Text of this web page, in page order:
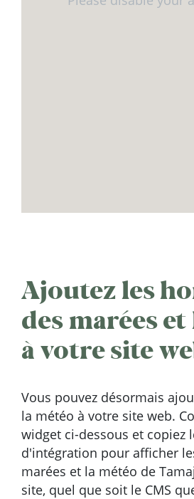
Ajoutez les
des marées
à votre site
Vous pouvez désormais
la météo à votre site web.
widget ci-dessous et copiez
d'intégration pour afficher
marées et la météo de
site, quel que soit le CMS